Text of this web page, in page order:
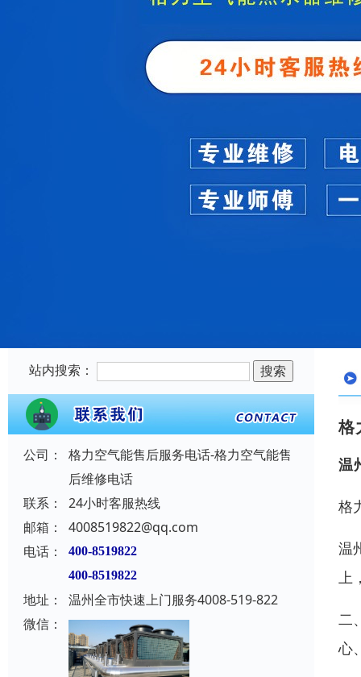
站内搜索：
公司：
格力空气能售后服务电话-格力空气能售
后维修电话
联系：
24小时客服热线
邮箱：
4008519822@qq.com
电话：
400-8519822
400-8519822
地址：
温州全市快速上门服务4008-519-822
微信：
格
温
格
温
上
二
心